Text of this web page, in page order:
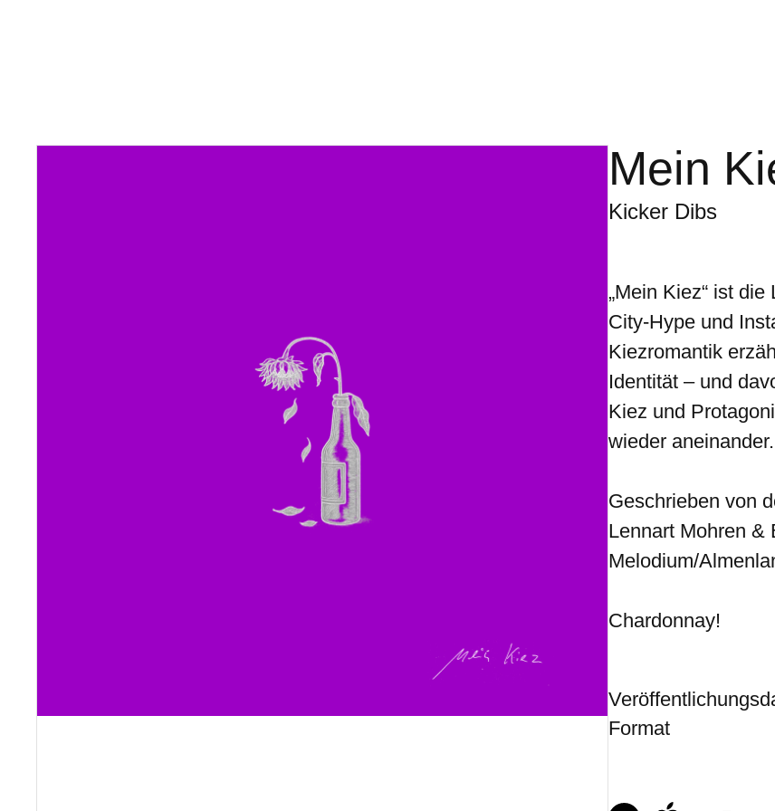
Mein
Kicker Dibs
„Mein Kiez“ ist
City-Hype und
Kiezromantik
Identität – und
Kiez und
wieder aneinander.
Geschrieben von
Lennart Mohren &
Melodium/
Chardonnay!
Format